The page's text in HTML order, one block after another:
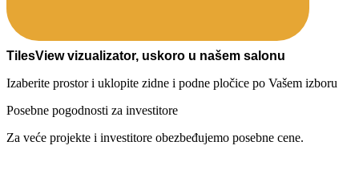
TilesView vizualizator, uskoro u našem salonu
Izaberite prostor i uklopite zidne i podne pločice po Vašem izboru
Posebne pogodnosti za investitore
Za veće projekte i investitore obezbeđujemo posebne cene.